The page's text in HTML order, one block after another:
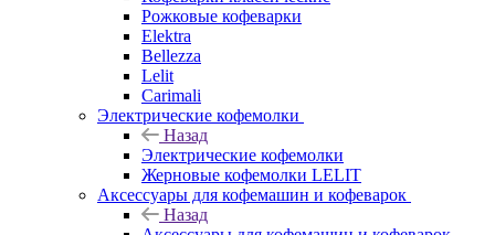
Рожковые кофеварки
Elektra
Bellezza
Lelit
Carimali
Электрические кофемолки
Назад
Электрические кофемолки
Жерновые кофемолки LELIT
Аксессуары для кофемашин и кофеварок
Назад